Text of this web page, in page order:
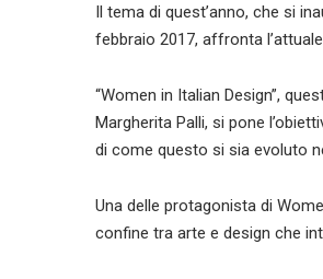
Il tema di quest’anno, che si
febbraio 2017, affronta
“Women in Italian Design”,
Margherita Palli, si pone
di come questo si sia evoluto
Una delle protagonista di
confine tra arte e design che